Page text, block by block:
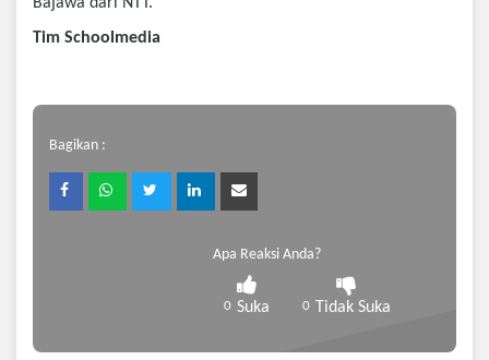
Tim Schoolmedia
Bagikan :
Apa Reaksi Anda?
0 Suka 0 Tidak Suka